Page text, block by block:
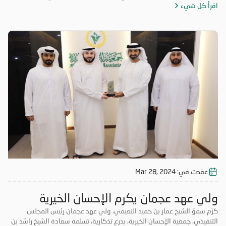
مضافة تعود على المجتمع بالخير والنفع، وهو ما تتميز به فعاليات "رمضان
وواجبها تجاه الإمارة؛ إذ قامت برعاية ذهبية للفعاليات والنشاطات
والمبادرات الدينية والاجتماعية المتنوعة التي تحاكي روحانيات شهر رمضان
المبارك، انسجاماً مع نهج الخير والعطاء الذي تتبناه الجمعية منذ تأسيسها،
وتعزيزاً لمكانة الإمارة وإبراز دورها في نشر قيم الخير والمحبة في الشهر
الفضيل.
اقرأ كل شيء
عقدت في: Mar 28, 2024
ولي عهد عجمان يكرم الإحسان الخيرية
كرّم سموّ الشيخ عمار بن حميد النعيمي، ولي عهد عجمان رئيس المجلس
التنفيذي، جمعية الإحسان الخيرية، بدرع تذكارية، تسلمه سعادة الشيخ راشد بن